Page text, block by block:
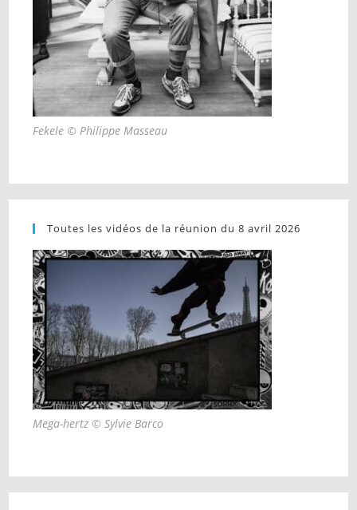
Fekele © Philippe Masseau
Toutes les vidéos de la réunion du 8 avril 2026
Mega-hertz © Sylvie Barco